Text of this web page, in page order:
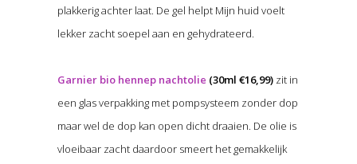
plakkerig achter laat. De gel helpt Mijn huid voelt
lekker zacht soepel aan en gehydrateerd.
Garnier bio hennep nachtolie (30ml €16,99)zit in
een glas verpakking met pompsysteem zonder dop
maar wel de dop kan open dicht draaien. De olie is
vloeibaar zacht daardoor smeert het gemakkelijk